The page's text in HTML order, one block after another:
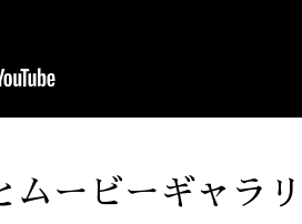
ムービーギャラ